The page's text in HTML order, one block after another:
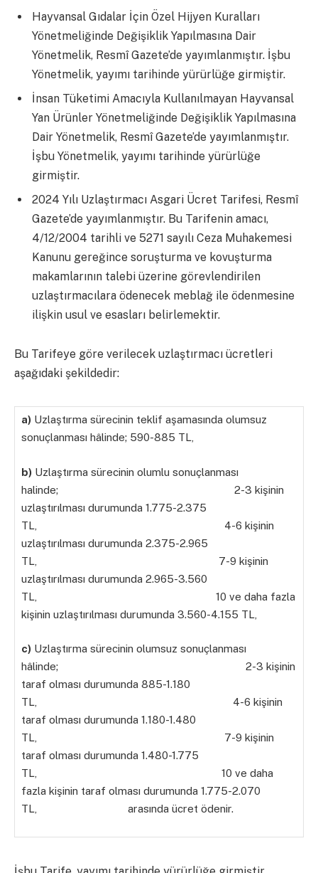
Hayvansal Gıdalar İçin Özel Hijyen Kuralları
Yönetmeliğinde Değişiklik Yapılmasına Dair
Yönetmelik, Resmî Gazete’de yayımlanmıştır. İşbu
Yönetmelik, yayımı tarihinde yürürlüğe girmiştir.
İnsan Tüketimi Amacıyla Kullanılmayan Hayvansal
Yan Ürünler Yönetmeliğinde Değişiklik Yapılmasına
Dair Yönetmelik, Resmî Gazete’de yayımlanmıştır.
İşbu Yönetmelik, yayımı tarihinde yürürlüğe
girmiştir.
2024 Yılı Uzlaştırmacı Asgari Ücret Tarifesi, Resmî
Gazete’de yayımlanmıştır. Bu Tarifenin amacı,
4/12/2004 tarihli ve 5271 sayılı Ceza Muhakemesi
Kanunu gereğince soruşturma ve kovuşturma
makamlarının talebi üzerine görevlendirilen
uzlaştırmacılara ödenecek meblağ ile ödenmesine
ilişkin usul ve esasları belirlemektir.
Bu Tarifeye göre verilecek uzlaştırmacı ücretleri
aşağıdaki şekildedir:
a) Uzlaştırma sürecinin teklif aşamasında olumsuz
sonuçlanması hâlinde; 590-885 TL,
b) Uzlaştırma sürecinin olumlu sonuçlanması
halinde; 2-3 kişinin
uzlaştırılması durumunda 1.775-2.375
TL, 4-6 kişinin
uzlaştırılması durumunda 2.375-2.965
TL, 7-9 kişinin
uzlaştırılması durumunda 2.965-3.560
TL, 10 ve daha fazla
kişinin uzlaştırılması durumunda 3.560-4.155 TL,
c) Uzlaştırma sürecinin olumsuz sonuçlanması
hâlinde; 2-3 kişinin
taraf olması durumunda 885-1.180
TL, 4-6 kişinin
taraf olması durumunda 1.180-1.480
TL, 7-9 kişinin
taraf olması durumunda 1.480-1.775
TL, 10 ve daha
fazla kişinin taraf olması durumunda 1.775-2.070
TL, arasında ücret ödenir.